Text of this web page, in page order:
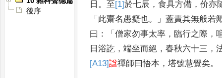
後序
日 。至[1]於七辰 ，食具方備 ，价亦
「 此齋名愚癡也。」蓋責其無般若
曰 ：「僧家勿事太率 ，臨行之際 ，
日浴訖 ，端坐而絕 ，春秋六十三 ，
[A13]諡禪師曰悟本 ，塔號慧覺矣。